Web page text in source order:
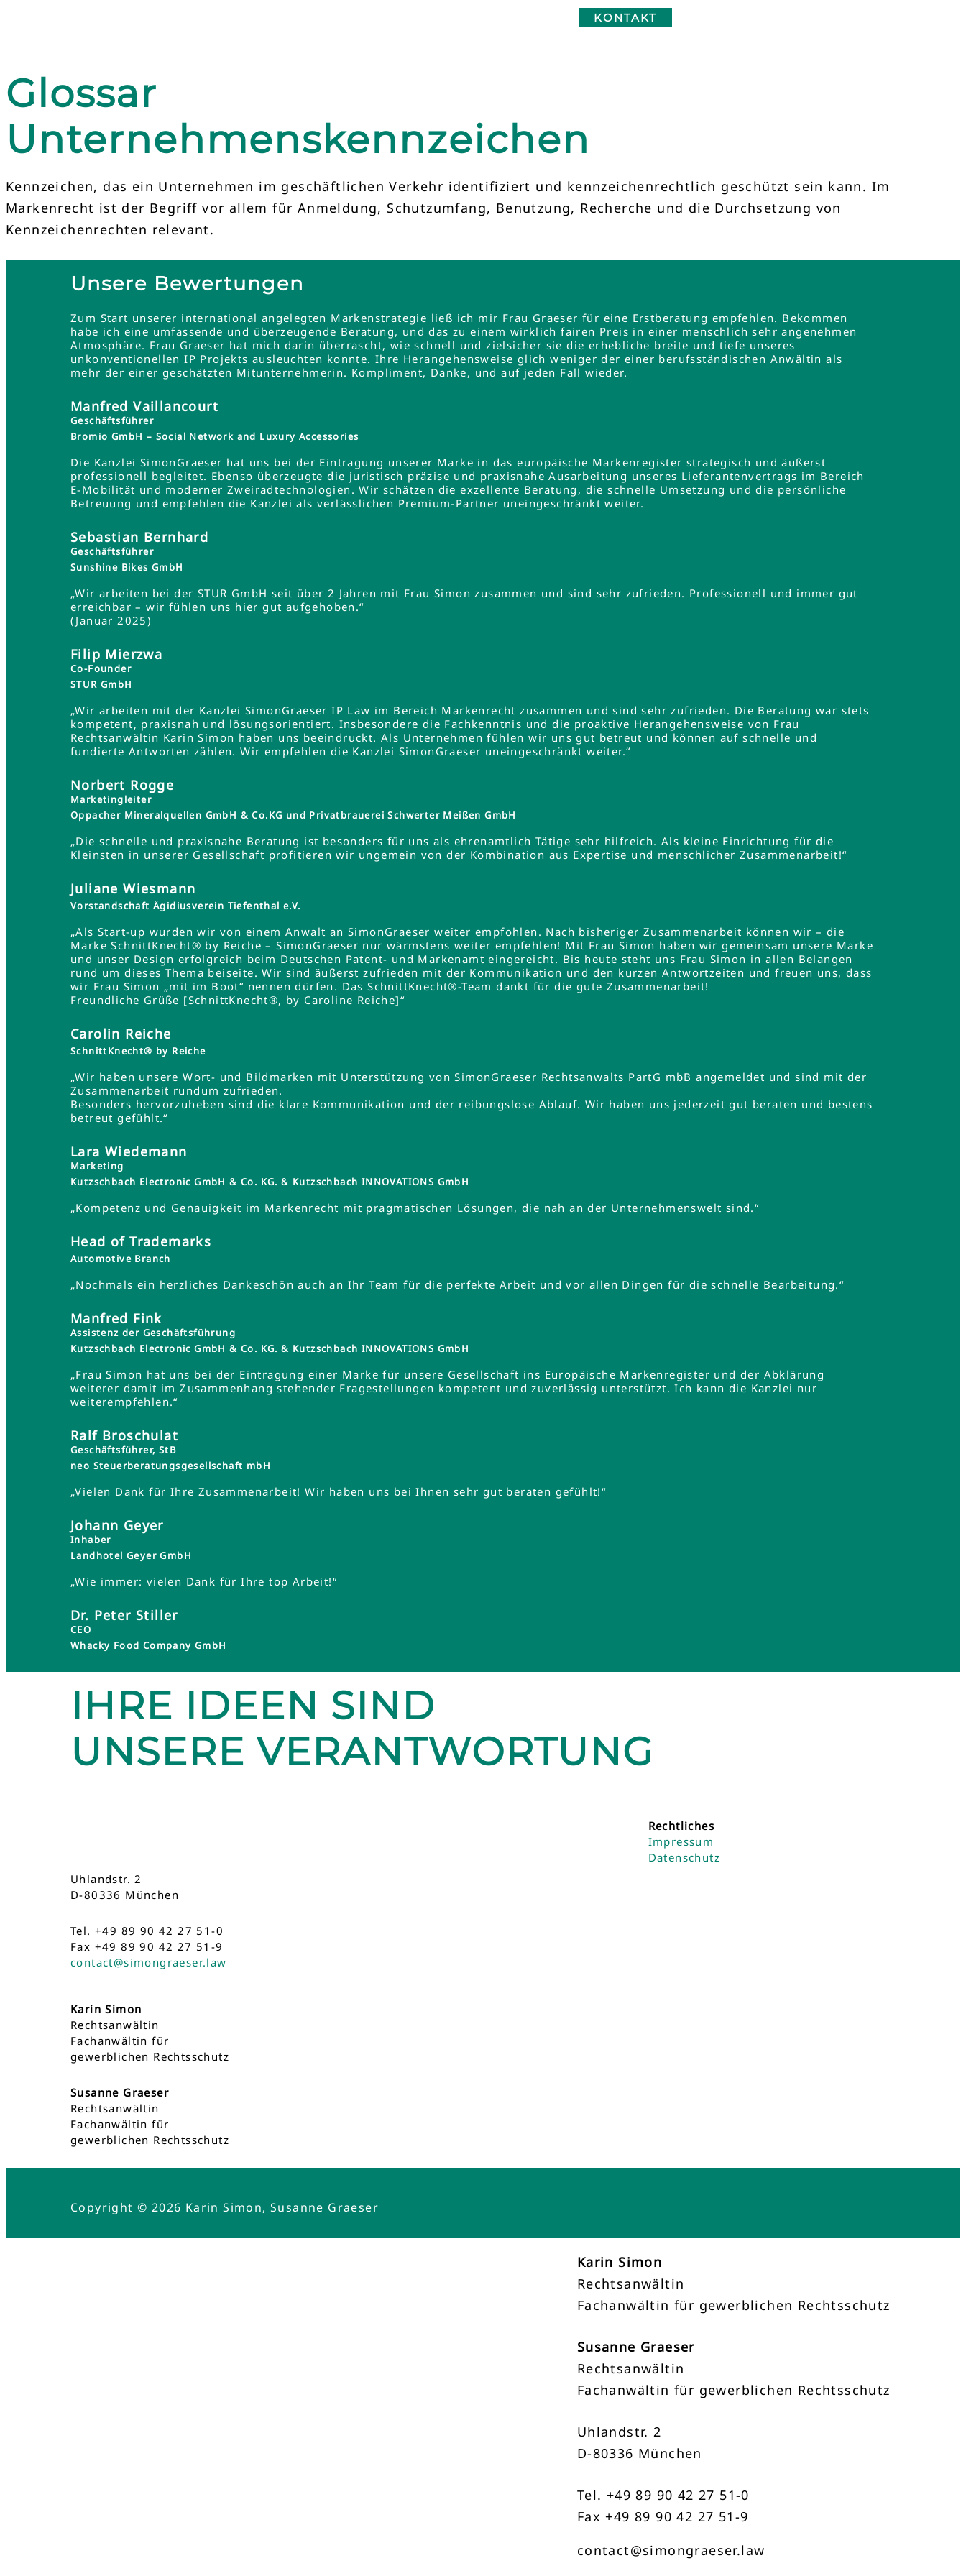
KONTAKT
Glossar
Unternehmenskennzeichen
Kennzeichen, das ein Unternehmen im geschäftlichen Verkehr identifiziert und kennzeichenrechtlich geschützt sein kann. Im
Markenrecht ist der Begriff vor allem für Anmeldung, Schutzumfang, Benutzung, Recherche und die Durchsetzung von
Kennzeichenrechten relevant.
Unsere Bewertungen
Zum Start unserer international angelegten Markenstrategie ließ ich mir Frau Graeser für eine Erstberatung empfehlen. Bekommen
habe ich eine umfassende und überzeugende Beratung, und das zu einem wirklich fairen Preis in einer menschlich sehr angenehmen
Atmosphäre. Frau Graeser hat mich darin überrascht, wie schnell und zielsicher sie die erhebliche breite und tiefe unseres
unkonventionellen IP Projekts ausleuchten konnte. Ihre Herangehensweise glich weniger der einer berufsständischen Anwältin als
mehr der einer geschätzten Mitunternehmerin. Kompliment, Danke, und auf jeden Fall wieder.
Manfred Vaillancourt
Geschäftsführer
Bromio GmbH – Social Network and Luxury Accessories
Die Kanzlei SimonGraeser hat uns bei der Eintragung unserer Marke in das europäische Markenregister strategisch und äußerst
professionell begleitet. Ebenso überzeugte die juristisch präzise und praxisnahe Ausarbeitung unseres Lieferantenvertrags im Bereich
E-Mobilität und moderner Zweiradtechnologien. Wir schätzen die exzellente Beratung, die schnelle Umsetzung und die persönliche
Betreuung und empfehlen die Kanzlei als verlässlichen Premium-Partner uneingeschränkt weiter.
Sebastian Bernhard
Geschäftsführer
Sunshine Bikes GmbH
„Wir arbeiten bei der STUR GmbH seit über 2 Jahren mit Frau Simon zusammen und sind sehr zufrieden. Professionell und immer gut
erreichbar – wir fühlen uns hier gut aufgehoben.“
(Januar 2025)
Filip Mierzwa
Co-Founder
STUR GmbH
„Wir arbeiten mit der Kanzlei SimonGraeser IP Law im Bereich Markenrecht zusammen und sind sehr zufrieden. Die Beratung war stets
kompetent, praxisnah und lösungsorientiert. Insbesondere die Fachkenntnis und die proaktive Herangehensweise von Frau
Rechtsanwältin Karin Simon haben uns beeindruckt. Als Unternehmen fühlen wir uns gut betreut und können auf schnelle und
fundierte Antworten zählen. Wir empfehlen die Kanzlei SimonGraeser uneingeschränkt weiter.“
Norbert Rogge
Marketingleiter
Oppacher Mineralquellen GmbH & Co.KG und Privatbrauerei Schwerter Meißen GmbH
„Die schnelle und praxisnahe Beratung ist besonders für uns als ehrenamtlich Tätige sehr hilfreich. Als kleine Einrichtung für die
Kleinsten in unserer Gesellschaft profitieren wir ungemein von der Kombination aus Expertise und menschlicher Zusammenarbeit!“
Juliane Wiesmann
Vorstandschaft Ägidiusverein Tiefenthal e.V.
„Als Start-up wurden wir von einem Anwalt an SimonGraeser weiter empfohlen. Nach bisheriger Zusammenarbeit können wir – die
Marke SchnittKnecht® by Reiche – SimonGraeser nur wärmstens weiter empfehlen! Mit Frau Simon haben wir gemeinsam unsere Marke
und unser Design erfolgreich beim Deutschen Patent- und Markenamt eingereicht. Bis heute steht uns Frau Simon in allen Belangen
rund um dieses Thema beiseite. Wir sind äußerst zufrieden mit der Kommunikation und den kurzen Antwortzeiten und freuen uns, dass
wir Frau Simon „mit im Boot“ nennen dürfen. Das SchnittKnecht®-Team dankt für die gute Zusammenarbeit!
Freundliche Grüße [SchnittKnecht®, by Caroline Reiche]“
Carolin Reiche
SchnittKnecht® by Reiche
„Wir haben unsere Wort- und Bildmarken mit Unterstützung von SimonGraeser Rechtsanwalts PartG mbB angemeldet und sind mit der
Zusammenarbeit rundum zufrieden.
Besonders hervorzuheben sind die klare Kommunikation und der reibungslose Ablauf. Wir haben uns jederzeit gut beraten und bestens
betreut gefühlt.“
Lara Wiedemann
Marketing
Kutzschbach Electronic GmbH & Co. KG. & Kutzschbach INNOVATIONS GmbH
„Kompetenz und Genauigkeit im Markenrecht mit pragmatischen Lösungen, die nah an der Unternehmenswelt sind.“
Head of Trademarks
Automotive Branch
„Nochmals ein herzliches Dankeschön auch an Ihr Team für die perfekte Arbeit und vor allen Dingen für die schnelle Bearbeitung.“
Manfred Fink
Assistenz der Geschäftsführung
Kutzschbach Electronic GmbH & Co. KG. & Kutzschbach INNOVATIONS GmbH
„Frau Simon hat uns bei der Eintragung einer Marke für unsere Gesellschaft ins Europäische Markenregister und der Abklärung
weiterer damit im Zusammenhang stehender Fragestellungen kompetent und zuverlässig unterstützt. Ich kann die Kanzlei nur
weiterempfehlen.“
Ralf Broschulat
Geschäftsführer, StB
neo Steuerberatungsgesellschaft mbH
„Vielen Dank für Ihre Zusammenarbeit! Wir haben uns bei Ihnen sehr gut beraten gefühlt!“
Johann Geyer
Inhaber
Landhotel Geyer GmbH
„Wie immer: vielen Dank für Ihre top Arbeit!“
Dr. Peter Stiller
CEO
Whacky Food Company GmbH
IHRE IDEEN SIND
UNSERE VERANTWORTUNG
Uhlandstr. 2
D-80336 München
Tel. +49 89 90 42 27 51-0
Fax +49 89 90 42 27 51-9
contact@simongraeser.law
Karin Simon
Rechtsanwältin
Fachanwältin für
gewerblichen Rechtsschutz
Susanne Graeser
Rechtsanwältin
Fachanwältin für
gewerblichen Rechtsschutz
Rechtliches
Impressum
Datenschutz
Copyright © 2026 Karin Simon, Susanne Graeser
Karin Simon
Rechtsanwältin
Fachanwältin für gewerblichen Rechtsschutz
Susanne Graeser
Rechtsanwältin
Fachanwältin für gewerblichen Rechtsschutz
Uhlandstr. 2
D-80336 München
Tel. +49 89 90 42 27 51-0
Fax +49 89 90 42 27 51-9
contact@simongraeser.law